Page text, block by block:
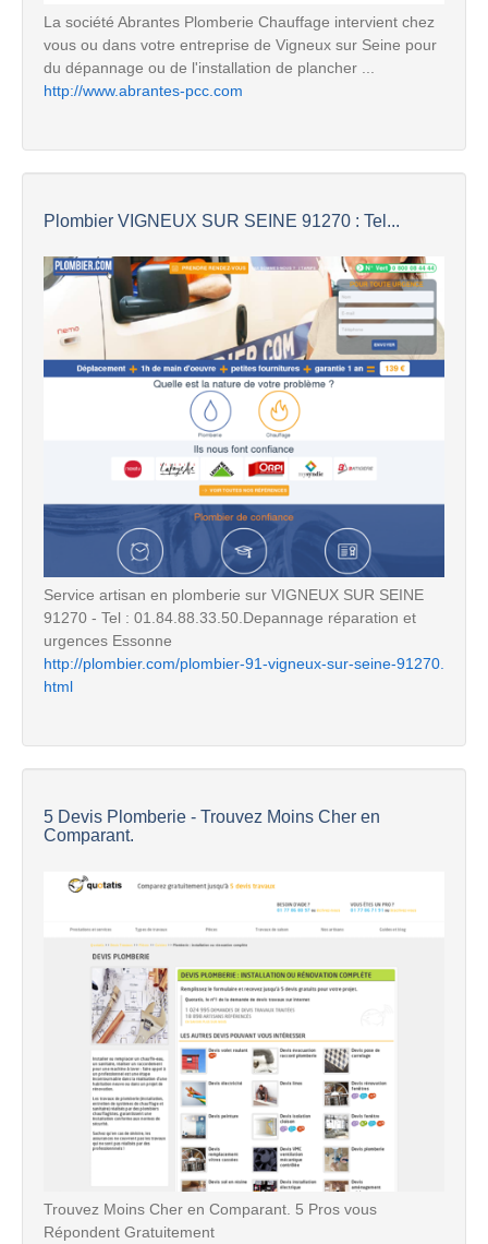
La société Abrantes Plomberie Chauffage intervient chez
vous ou dans votre entreprise de Vigneux sur Seine pour
du dépannage ou de l'installation de plancher ...
http://www.abrantes-pcc.com
Plombier VIGNEUX SUR SEINE 91270 : Tel...
Service artisan en plomberie sur VIGNEUX SUR SEINE
91270 - Tel : 01.84.88.33.50.Depannage réparation et
urgences Essonne
http://plombier.com/plombier-91-vigneux-sur-seine-91270.
html
5 Devis Plomberie - Trouvez Moins Cher en
Comparant.
Trouvez Moins Cher en Comparant. 5 Pros vous
Répondent Gratuitement